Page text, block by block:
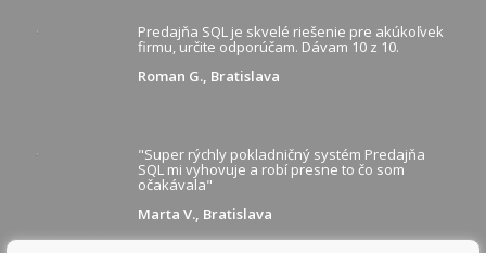
Predajňa SQL je skvelé riešenie pre akúkoľvek
firmu, určite odporúčam. Dávam 10 z 10.
Roman G., Bratislava
"Super rýchly pokladničný systém Predajňa
SQL mi vyhovuje a robí presne to čo som
očakávala"
Marta V., Bratislava